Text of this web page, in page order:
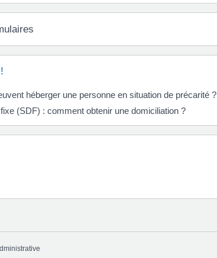
héberger une personne en situation de précarité ?
(SDF) : comment obtenir une domiciliation ?